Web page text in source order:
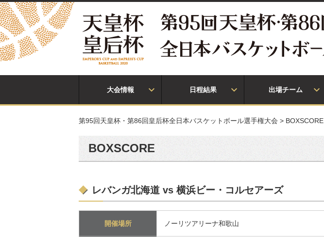
大会情報 日程結果 出場チーム
第95回天皇杯・第86回皇后杯全日本バスケットボール選手権大会 > BOXSCORE
BOXSCORE
レバンガ北海道 vs 横浜ビー・コルセアーズ
開催場所 ノーリツアリーナ和歌山